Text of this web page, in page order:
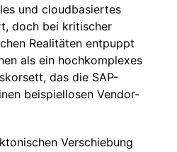
und cloudbasiertes
doch bei kritischer
Realitäten entpuppt
als ein hochkomplexes
das die SAP-
beispiellosen Vendor-
Verschiebung